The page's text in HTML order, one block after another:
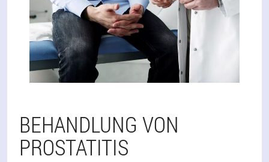
BEHANDLUNG VON
PROSTATITIS